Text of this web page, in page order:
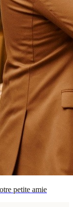
petite amie